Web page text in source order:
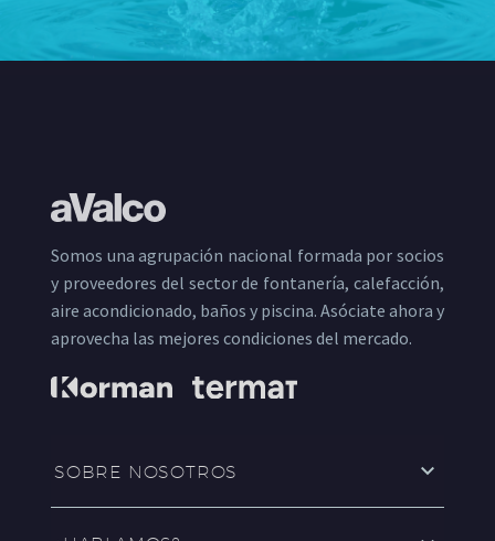
Somos una agrupación nacional formada por socios
y proveedores del sector de fontanería, calefacción,
aire acondicionado, baños y piscina. Asóciate ahora y
aprovecha las mejores condiciones del mercado.
SOBRE NOSOTROS